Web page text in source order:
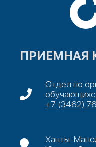
ПРИЕМНАЯ
Отдел по
+7 (3462)
Ханты-